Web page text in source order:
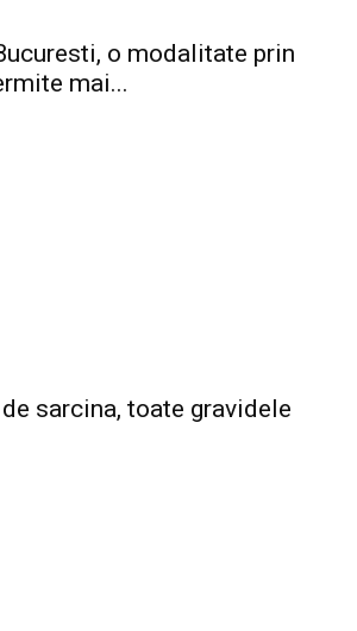
o modalitate prin
mai...
sarcina, toate gravidele